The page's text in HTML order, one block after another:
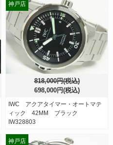
818,000円(税込)
698,000円(税込)
IWC アクアタイマー・オートマテ
ィック 42MM ブラック
IW328803
神戸店
神戸店